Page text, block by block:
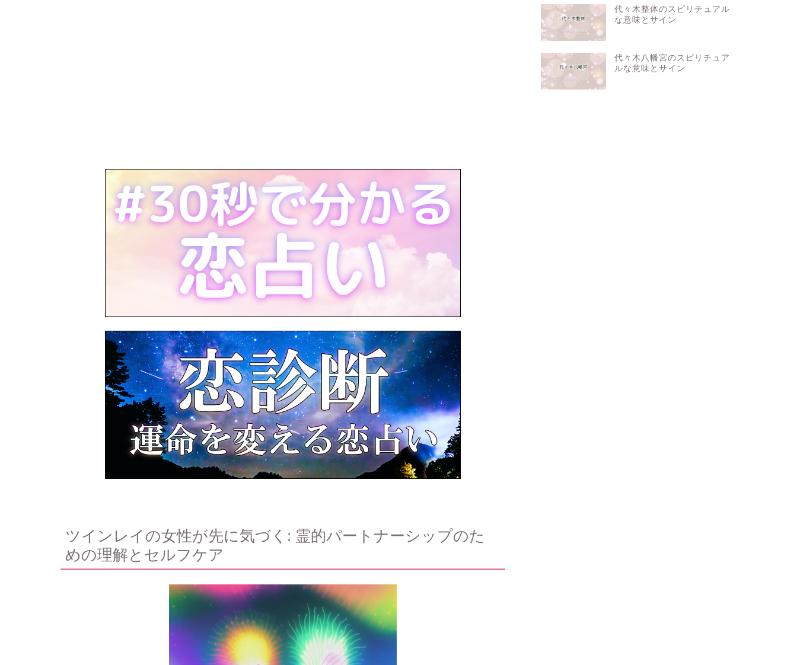
ツインレイの女性が先に気づく: 霊的パートナーシップのた
めの理解とセルフケア
代々木整体のスピリチュアル
な意味とサイン
代々木八幡宮のスピリチュア
ルな意味とサイン